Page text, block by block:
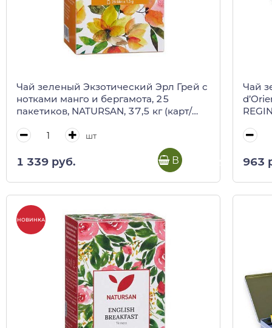
Чай зеленый Экзотический Эрл Грей с
нотками манго и бергамота, 25
пакетиков, NATURSAN, 37,5 кг (карт/
шт
1 339 руб. В корзину
Чай
963
НОВИНКА